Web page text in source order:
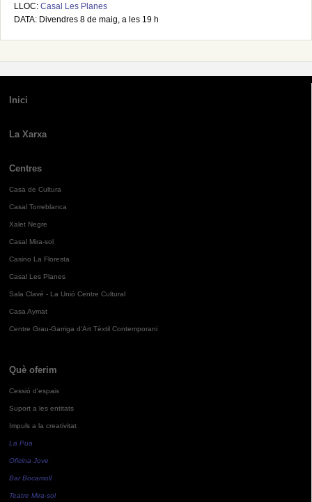
LLOC: Casal Les Planes
DATA: Divendres 8 de maig, a les 19 h
Inici
La Xarxa
Centres
Casa de Cultura
Casal Torreblanca
Xalet Negre
Casal Mira-sol
Casino La Floresta
Casal Les Planes
Sala Clavé - La Unió Centre Cultural
Casa Aymat
Centre Grau-Garriga d'Art Tèxtil Contemporani
Què oferim
Cessió d'espais
Suport a les entitats
Impuls a la creativitat
La Pua
Oficina Jove
Bar Bocamoll
Teatre Mira-sol